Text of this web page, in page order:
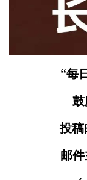
“每
投
邮